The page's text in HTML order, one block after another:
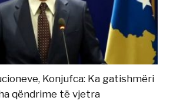
Konjufca: Ka gatishmëri
qëndrime të vjetra